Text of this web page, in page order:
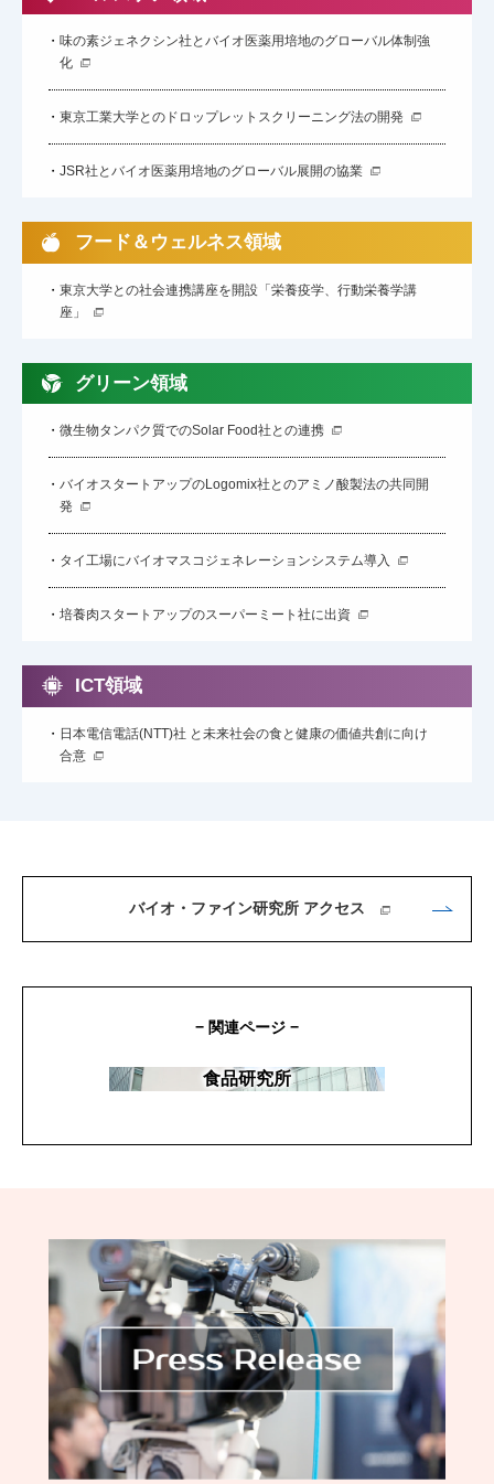
味の素ジェネクシン社とバイオ医薬用培地のグローバル体制強
化
東京工業大学とのドロップレットスクリーニング法の開発
JSR社とバイオ医薬用培地のグローバル展開の協業
フード＆ウェルネス領域
東京大学との社会連携講座を開設「栄養疫学、行動栄養学講
座」
グリーン領域
微生物タンパク質でのSolar Food社との連携
バイオスタートアップのLogomix社とのアミノ酸製法の共同開
発
タイ工場にバイオマスコジェネレーションシステム導入
培養肉スタートアップのスーパーミート社に出資
ICT領域
日本電信電話(NTT)社 と未来社会の食と健康の価値共創に向け
合意
バイオ・ファイン研究所 アクセス
− 関連ページ −
食品研究所